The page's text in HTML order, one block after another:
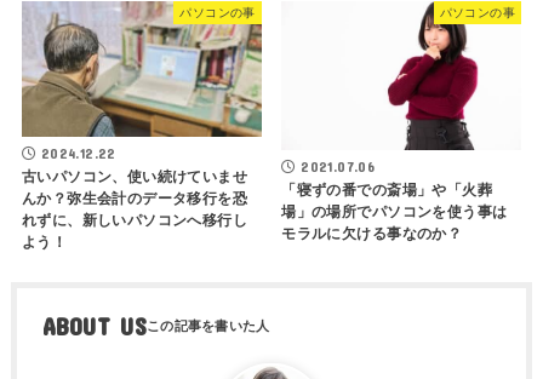
パソコンの事
2024.12.22
古いパソコン、使い続けていませ
んか？弥生会計のデータ移行を恐
れずに、新しいパソコンへ移行し
よう！
パソコンの事
2021.07.06
「寝ずの番での斎場」や「火葬
場」の場所でパソコンを使う事は
モラルに欠ける事なのか？
ABOUT US